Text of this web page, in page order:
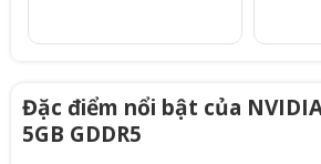
Đặc điểm nổi bật của
5GB GDDR5